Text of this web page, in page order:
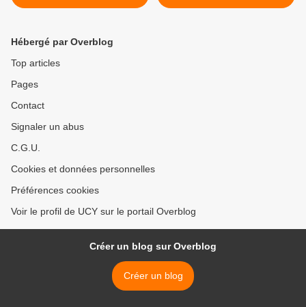
Nath Han
Hébergé par Overblog
Top articles
Pages
Contact
Signaler un abus
C.G.U.
Cookies et données personnelles
Préférences cookies
Voir le profil de UCY sur le portail Overblog
Créer un blog sur Overblog
Créer un blog